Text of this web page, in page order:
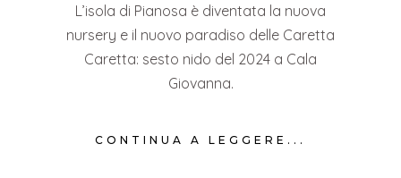
L’isola di Pianosa è diventata la nuova
nursery e il nuovo paradiso delle Caretta
Caretta: sesto nido del 2024 a Cala
Giovanna.
CONTINUA A LEGGERE...